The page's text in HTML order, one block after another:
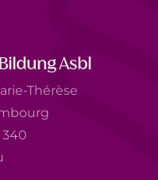
Asbl
Thérèse
340